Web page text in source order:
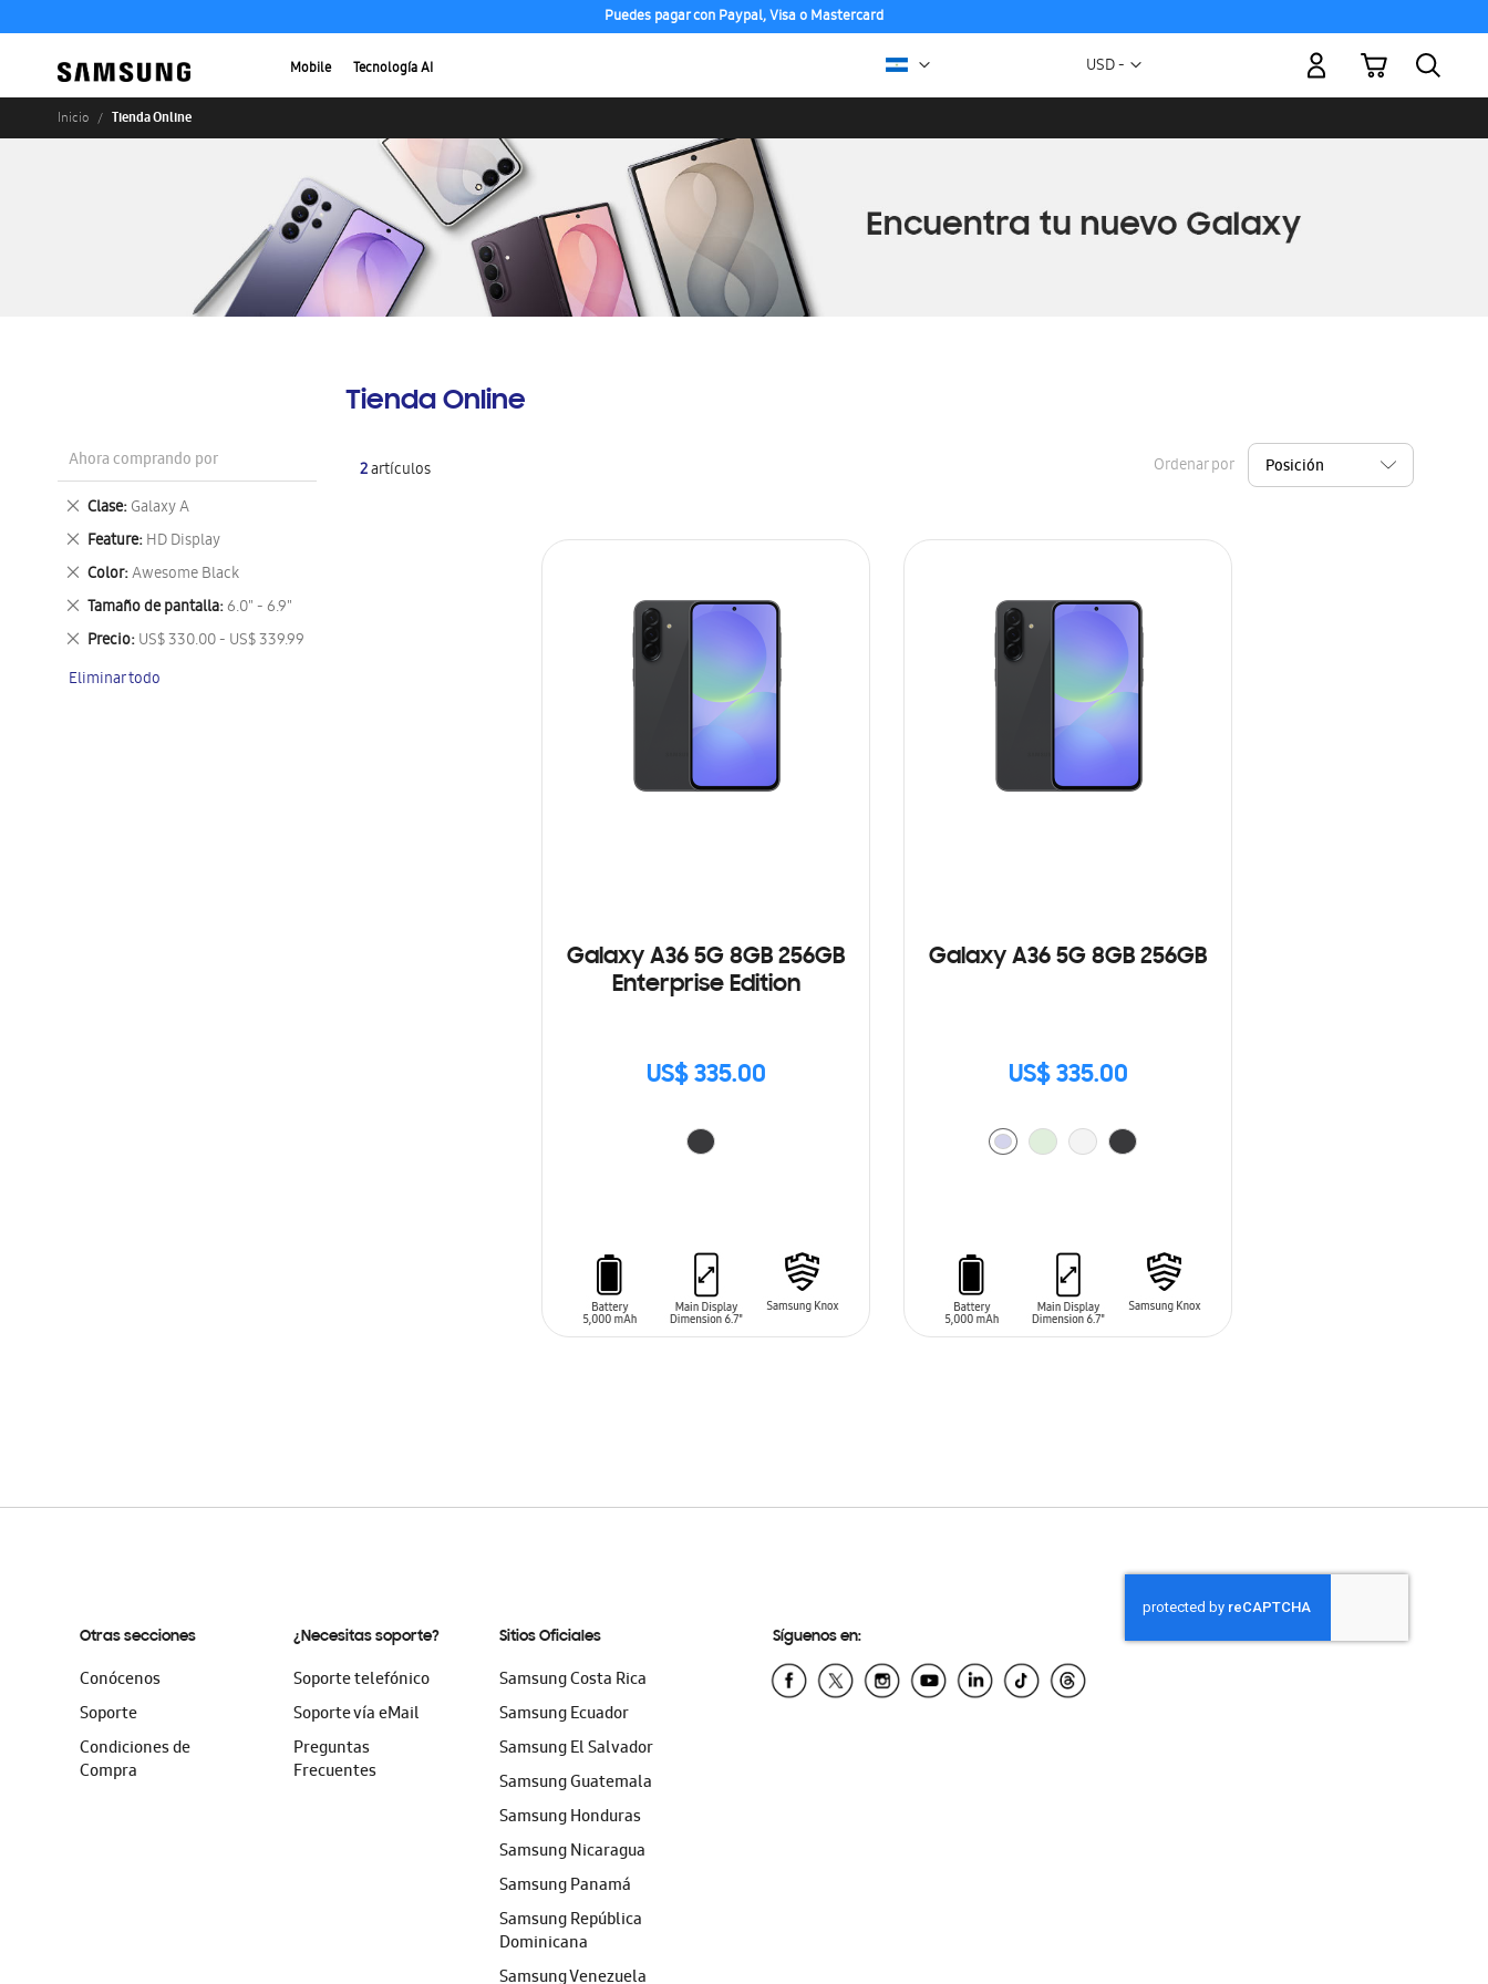
Puedes pagar con Paypal, Visa o Mastercard
Mobile Tecnología AI Moneda
USD -
Mi carrito
Inicio Tienda Online
Tienda Online
2artículos Ordenar por
Galaxy A36 5G 8GB 256GB
Enterprise Edition
US$ 335.00
Galaxy A36 5G 8GB 256GB
US$ 335.00
Ahora comprando por
Clase Galaxy A
Eliminar
este
artículo
Feature HD Display
Eliminar
este
artículo
Color Awesome Black
Eliminar
este
artículo
Tamaño de pantalla 6.0" - 6.9"
Eliminar
este
artículo
Precio US$ 330.00 - US$ 339.99
Eliminar
artículo
Eliminar todo
Otras secciones
Conócenos
Soporte
Condiciones de
Compra
¿Necesitas soporte?
Soporte telefónico
Soporte vía eMail
Preguntas
Frecuentes
Sitios Oficiales
Samsung Costa Rica
Samsung Ecuador
Samsung El Salvador
Samsung Guatemala
Samsung Honduras
Samsung Nicaragua
Samsung Panamá
Samsung República
Dominicana
Samsung Venezuela
Síguenos en: